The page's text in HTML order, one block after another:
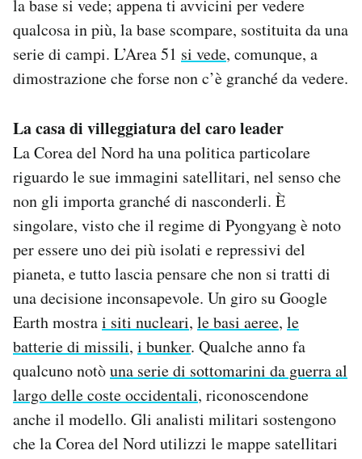
la base si vede; appena ti avvicini per vedere
qualcosa in più, la base scompare, sostituita da una
serie di campi. L’Area 51 si vede, comunque, a
dimostrazione che forse non c’è granché da vedere.
La casa di villeggiatura del caro leader
La Corea del Nord ha una politica particolare
riguardo le sue immagini satellitari, nel senso che
non gli importa granché di nasconderli. È
singolare, visto che il regime di Pyongyang è noto
per essere uno dei più isolati e repressivi del
pianeta, e tutto lascia pensare che non si tratti di
una decisione inconsapevole. Un giro su Google
Earth mostrai siti nucleari, le basi aeree, le
batterie di missili, i bunker. Qualche anno fa
qualcuno notòuna serie di sottomarini da guerra al
largo delle coste occidentali, riconoscendone
anche il modello. Gli analisti militari sostengono
che la Corea del Nord utilizzi le mappe satellitari